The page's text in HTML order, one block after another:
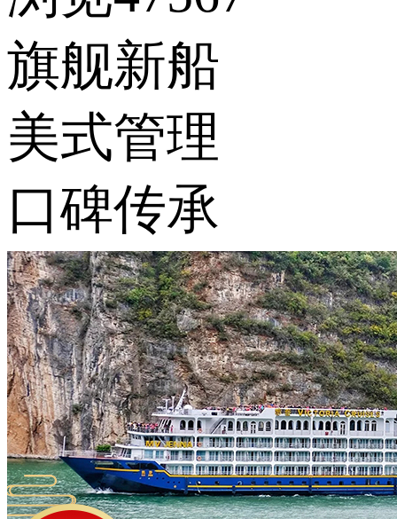
旗舰新船
美式管理
口碑传承